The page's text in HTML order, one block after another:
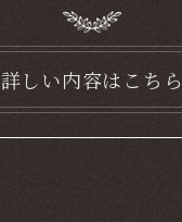
詳しい内容はこちら